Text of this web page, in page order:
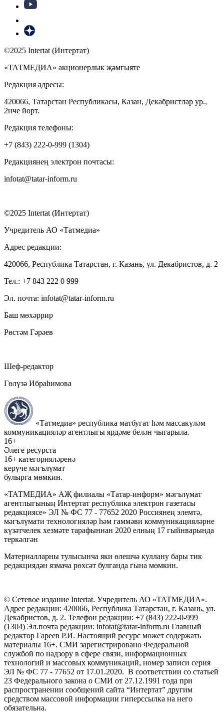
©2025 Intertat (Интертат)
«ТАТМЕДИА» акционерлык җәмгыяте
Редакция адресы:
420066, Татарстан Республикасы, Казан, Декабристлар ур.,
2нче йорт.
Редакция телефоны:
+7 (843) 222-0-999 (1304)
Редакциянең электрон почтасы:
infotat@tatar-inform.ru
©2025 Intertat (Интертат)
Учредитель АО «Татмедиа»
Адрес редакции:
420066, Республика Татарстан, г. Казань, ул. Декабристов, д. 2
Тел.: +7 843 222 0 999
Эл. почта: infotat@tatar-inform.ru
Баш мөхәррир
Рөстәм Гәрәев
Шеф-редактор
Гөлүзә Ибраһимова
«Татмедиа» республика матбугат һәм массакүләм
коммуникацияләр агентлыгы ярдәме белән чыгарыла.
16+
Әлеге ресурста
16+ категорияләренә
керүче мәгълүмат
булырга мөмкин.
«ТАТМЕДИА» АҖ филиалы «Татар-информ» мәгълүмат
агентлыгының Интертат республика электрон газетасы
редакциясе» ЭЛ № ФС 77 - 77652 2020 Россиянең элемтә,
мәгълүмати технологияләр һәм гаммәви коммуникацияләрне
күзәтчелек хезмәте тарафыннан 2020 елның 17 гыйнварында
теркәлгән
Материалларны тулысынча яки өлешчә куллану бары тик
редакциядән язмача рөхсәт булганда гына мөмкин.
© Сетевое издание Intertat. Учредитель АО «ТАТМЕДИА».
Адрес редакции: 420066, Республика Татарстан, г. Казань, ул.
Декабристов, д. 2. Телефон редакции: +7 (843) 222-0-999
(1304) Эл.почта редакции: infotat@tatar-inform.ru Главный
редактор Гареев Р.И. Настоящий ресурс может содержать
материалы 16+. СМИ зарегистрировано Федеральной
службой по надзору в сфере связи, информационных
технологий и массовых коммуникаций, номер записи серия
ЭЛ № ФС 77 - 77652 от 17.01.2020. В соответствии со статьей
23 Федерального закона о СМИ от 27.12.1991 года при
распространении сообщений сайта “Интертат” другим
средством массовой информации гиперссылка на него
обязательна.